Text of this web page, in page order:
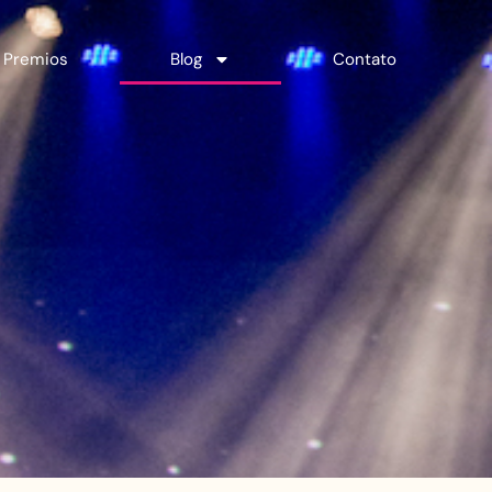
Premios Blog Contato